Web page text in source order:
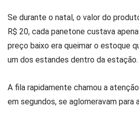
Se durante o natal, o valor do
R$ 20, cada panetone custava
preço baixo era queimar o estoque
um dos estandes dentro da estação.
A fila rapidamente chamou a
em segundos, se aglomeravam para